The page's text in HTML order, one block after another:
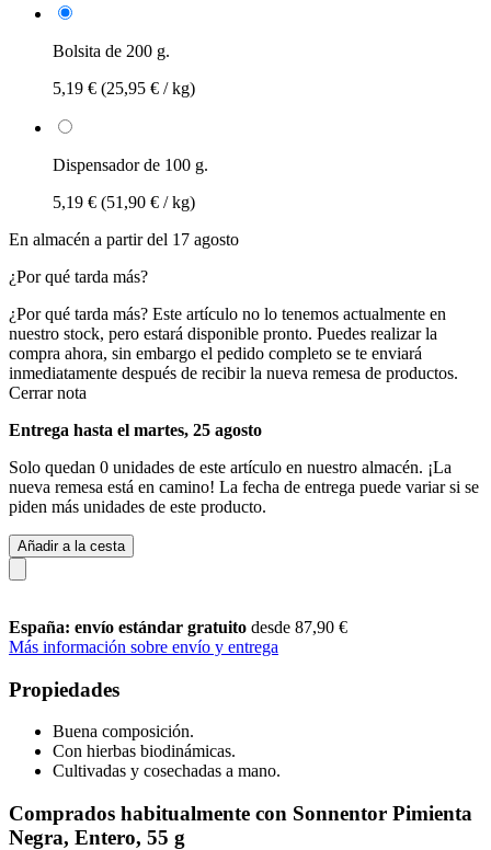
Bolsita de 200 g.
5,19 € (25,95 € / kg)
Dispensador de 100 g.
5,19 € (51,90 € / kg)
En almacén a partir del 17 agosto
¿Por qué tarda más?
¿Por qué tarda más? Este artículo no lo tenemos actualmente en
nuestro stock, pero estará disponible pronto. Puedes realizar la
compra ahora, sin embargo el pedido completo se te enviará
inmediatamente después de recibir la nueva remesa de productos.
Cerrar nota
Entrega hasta el martes, 25 agosto
Solo quedan 0 unidades de este artículo en nuestro almacén. ¡La
nueva remesa está en camino! La fecha de entrega puede variar si se
piden más unidades de este producto.
Añadir a la cesta
España: envío estándar gratuito desde 87,90 €
Más información sobre envío y entrega
Propiedades
Buena composición.
Con hierbas biodinámicas.
Cultivadas y cosechadas a mano.
Comprados habitualmente con Sonnentor Pimienta
Negra, Entero, 55 g